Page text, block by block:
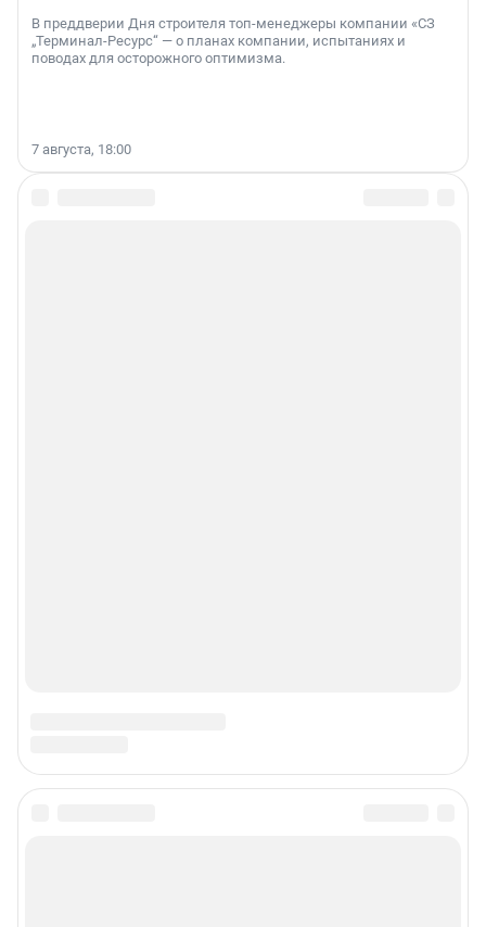
В преддверии Дня строителя топ-менеджеры компании «СЗ
„Терминал-Ресурс“ — о планах компании, испытаниях и
поводах для осторожного оптимизма.
7 августа, 18:00